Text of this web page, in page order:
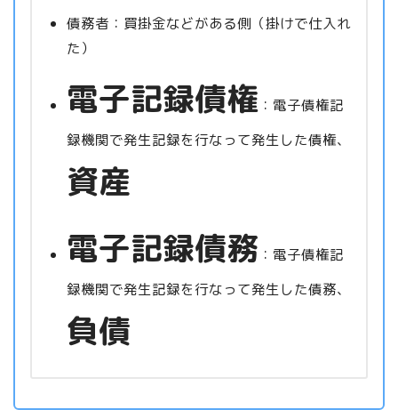
債務者：買掛金などがある側（掛けで仕入れ
た）
電子記録債権 ：電子債権記
録機関で発生記録を行なって発生した債権、
資産
電子記録債務 ：電子債権記
録機関で発生記録を行なって発生した債務、
負債